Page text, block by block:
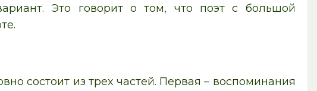
Это говорит о том, что поэт с большой
состоит из трех частей. Первая – воспоминания